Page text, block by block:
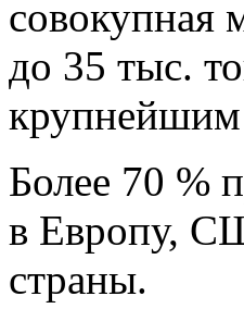
совокупная
до 35 тыс.
крупнейшим
Более 70 %
в Европу,
страны.